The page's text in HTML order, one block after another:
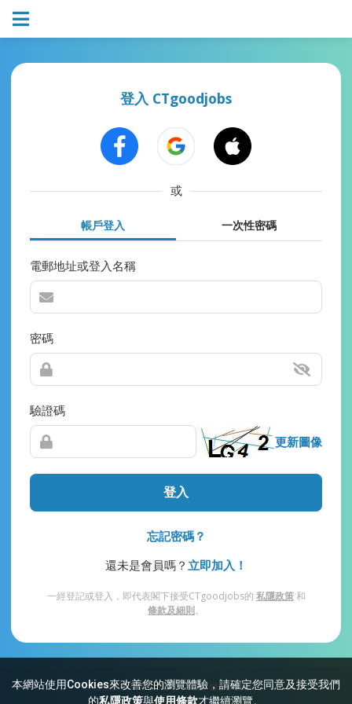
本網站使用Cookies來改善您的瀏覽體驗，請確定您同意及接受我們
的私隱政策與使用條款才繼續瀏覽。
登入 CTgoodjobs
或
帳戶登入 一次性密碼
電郵地址或登入名稱
密碼
驗證碼
更新圖像
登入
忘記密碼？
還未是會員嗎？ 立即加入！
一經登記或登入，即代表閣下接受CTgoodjobs的 私隱政策和
條款及細則。
網站索引 常見問題 私隱 條款及細則